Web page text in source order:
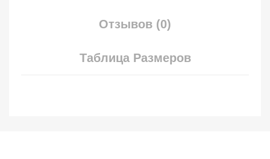
Отзывов (0)
Таблица Размеров